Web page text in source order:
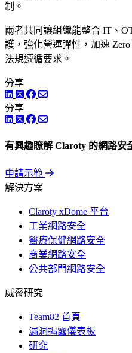
制。
兩者共同讓組織能整合 IT、
護，強化營運彈性，加速
法規遵循要求。
分享
LinkedIn
TwitterFacebook
分享
LinkedIn
TwitterFacebook
有興趣瞭解 Claroty 的網路安
申請示範
解決方案
Claroty xDome 平台
工業網路安全
醫療保健網路安全
商業網路安全
公共部門網路安全
威脅研究
Team82 首頁
漏洞揭露儀表板
研究